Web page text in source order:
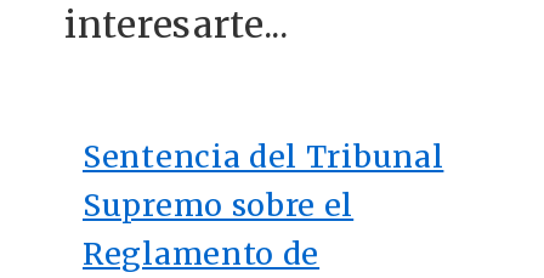
interesarte...
Sentencia del Tribunal
Supremo sobre el
Reglamento de